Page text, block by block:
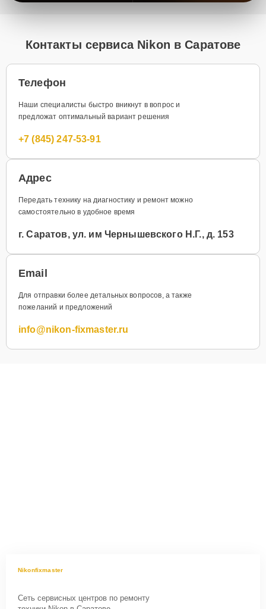
Контакты сервиса Nikon в Саратове
Телефон
Наши специалисты быстро вникнут в вопрос и
предложат оптимальный вариант решения
+7 (845) 247-53-91
Адрес
Передать технику на диагностику и ремонт можно
самостоятельно в удобное время
г. Саратов, ул. им Чернышевского Н.Г., д. 153
Email
Для отправки более детальных вопросов, а также
пожеланий и предложений
info@nikon-fixmaster.ru
Nikonfixmaster
Сеть сервисных центров по ремонту